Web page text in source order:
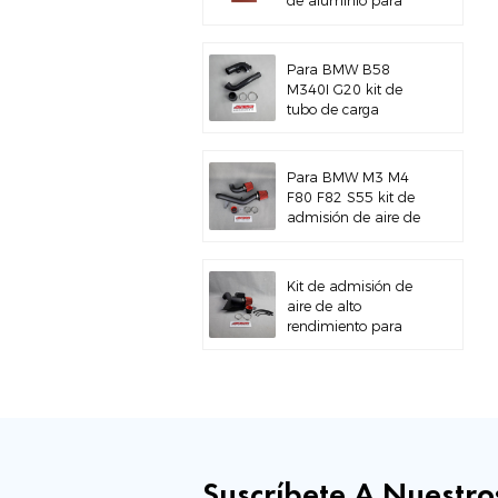
Para BMW B58
M340I G20 kit de
tubo de carga
Para BMW M3 M4
F80 F82 S55 kit de
admisión de aire de
Kit de admisión de
aire de alto
rendimiento para